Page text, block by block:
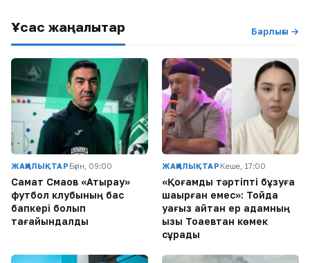
Ұқсас жаңалықтар Барлығы →
ЖАҢАЛЫҚТАР Бүгін, 09:00
Самат Смақов «Атырау»
футбол клубының бас
бапкері болып
тағайындалды
ЖАҢАЛЫҚТАР Кеше, 17:00
«Қоғамдық тәртіпті бұзуға
шақырған емес»: Тойда
уағыз айтқан ер адамның
қызы Тоқаевтан көмек
сұрады